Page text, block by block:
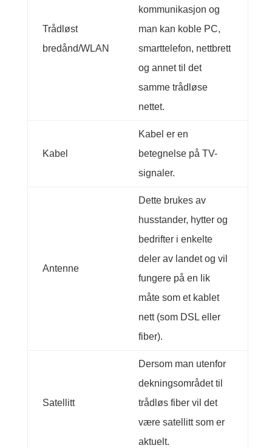
Trådløst
bredånd/WLAN
kommunikasjon og
man kan koble PC,
smarttelefon, nettbrett
og annet til det
samme trådløse
nettet.
Kabel
Kabel er en
betegnelse på TV-
signaler.
Antenne
Dette brukes av
husstander, hytter og
bedrifter i enkelte
deler av landet og vil
fungere på en lik
måte som et kablet
nett (som DSL eller
fiber).
Satellitt
Dersom man utenfor
dekningsområdet til
trådløs fiber vil det
være satellitt som er
aktuelt.